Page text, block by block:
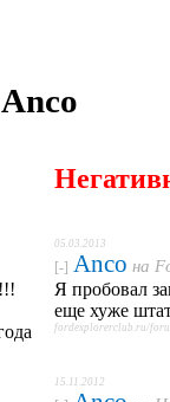
05.03.2013
[-] Anco на
Я пробовал
еще хуже
fordexplorerclub.ru/
15.11.2012